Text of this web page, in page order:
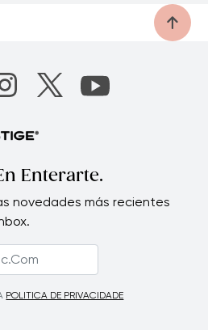
Enterarte.
novedades más recientes
POLITICA DE PRIVACIDADE